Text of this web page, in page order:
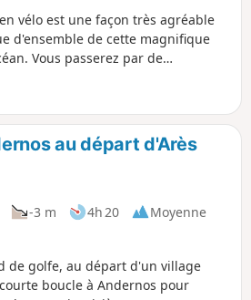
vélo est une façon très agréable
d'ensemble de cette magnifique
Vous passerez par de
et la forêt domaniale de
en bateau en fin de journée est
au départ d'Arès
-3 m 4h 20
Moyenne
de golfe, au départ d'un village
boucle à Andernos pour